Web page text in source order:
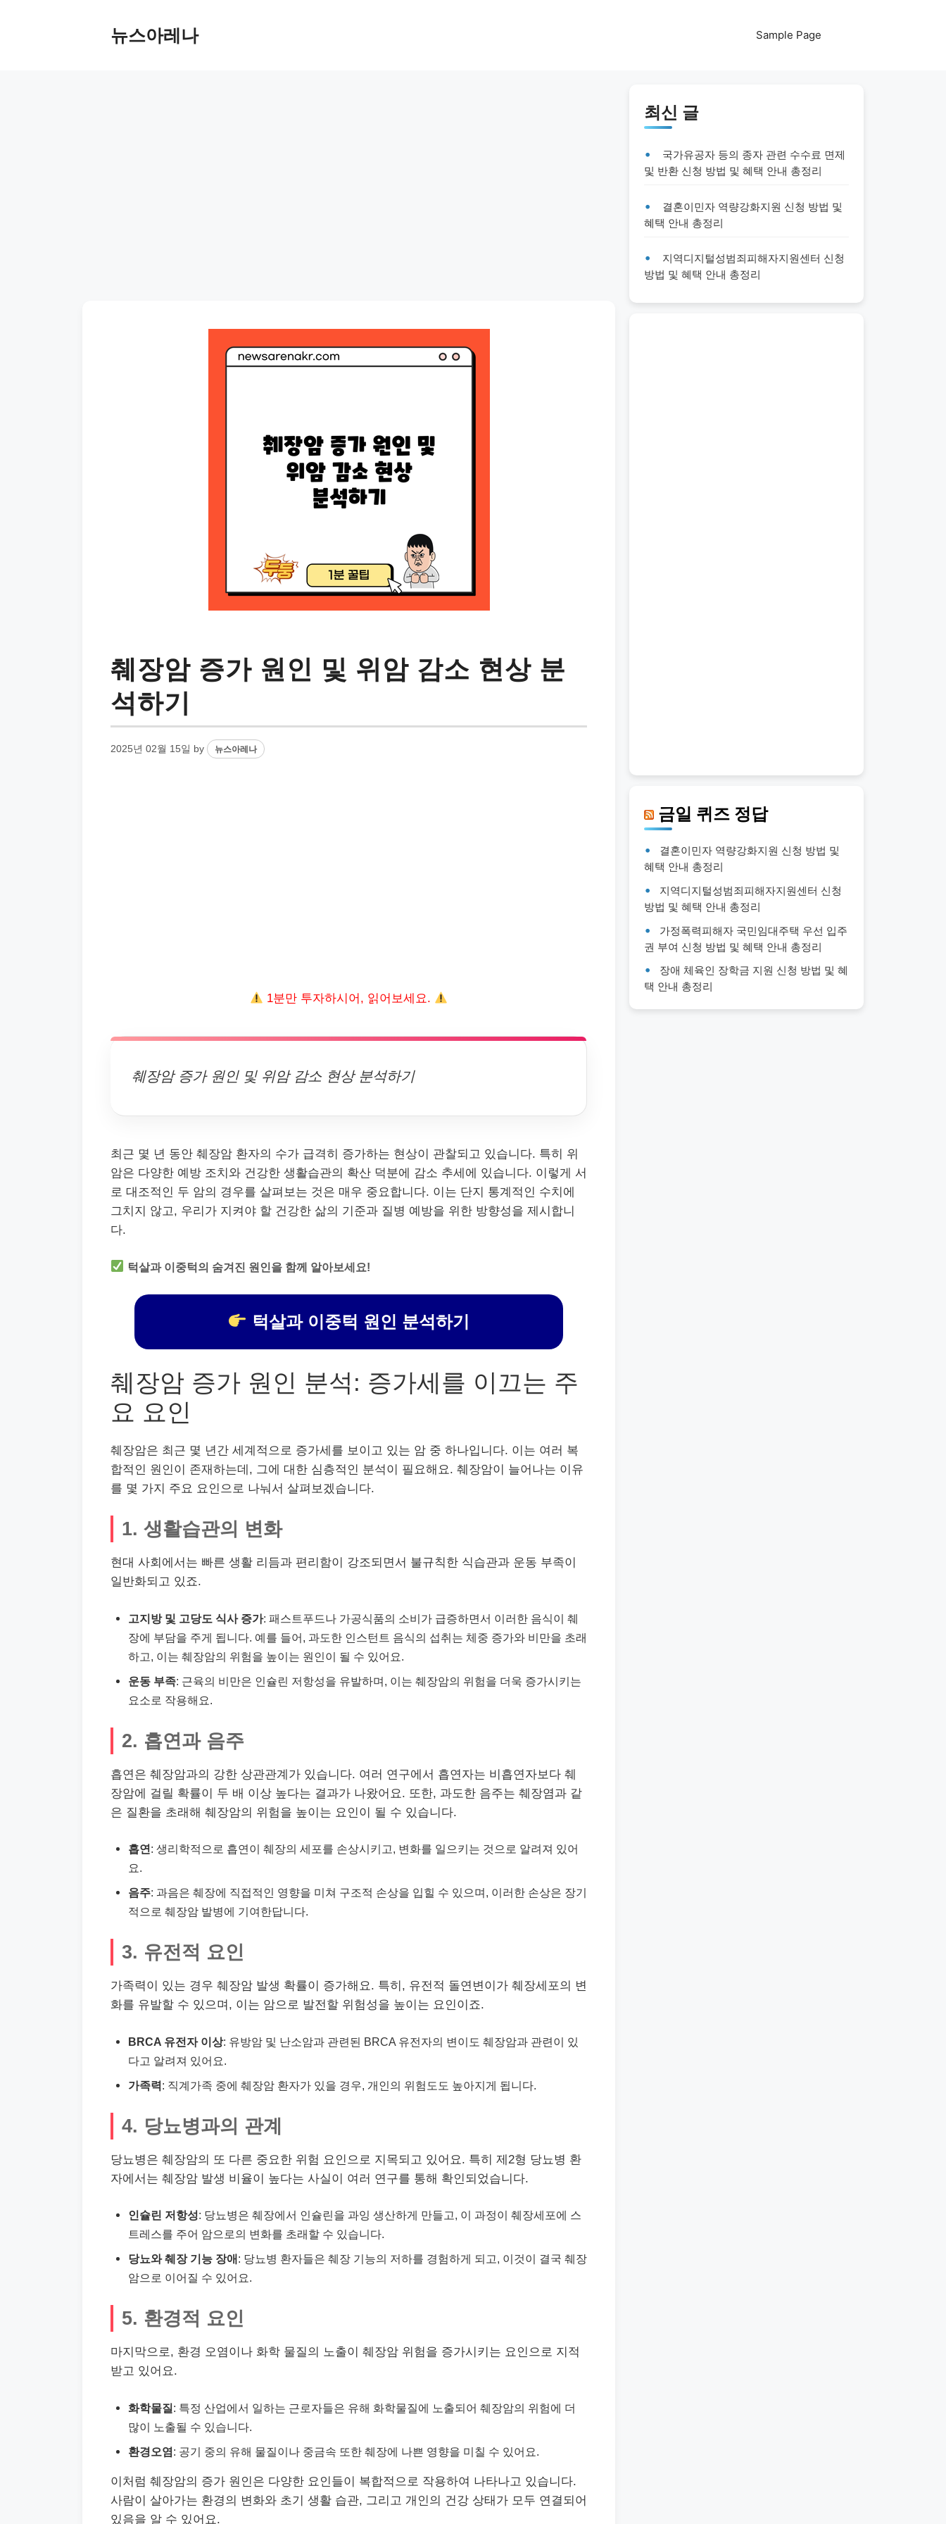
뉴스아레나 Sample Page
췌장암 증가 원인 및 위암 감소 현상 분
석하기
2025년 02월 15일 by 뉴스아레나
1분만 투자하시어, 읽어보세요.
췌장암 증가 원인 및 위암 감소 현상 분석하기
최근 몇 년 동안 췌장암 환자의 수가 급격히 증가하는 현상이 관찰되고 있습니다. 특히 위
암은 다양한 예방 조치와 건강한 생활습관의 확산 덕분에 감소 추세에 있습니다. 이렇게 서
로 대조적인 두 암의 경우를 살펴보는 것은 매우 중요합니다. 이는 단지 통계적인 수치에
그치지 않고, 우리가 지켜야 할 건강한 삶의 기준과 질병 예방을 위한 방향성을 제시합니
다.
턱살과 이중턱의 숨겨진 원인을 함께 알아보세요!
턱살과 이중턱 원인 분석하기
췌장암 증가 원인 분석: 증가세를 이끄는 주
요 요인
췌장암은 최근 몇 년간 세계적으로 증가세를 보이고 있는 암 중 하나입니다. 이는 여러 복
합적인 원인이 존재하는데, 그에 대한 심층적인 분석이 필요해요. 췌장암이 늘어나는 이유
를 몇 가지 주요 요인으로 나눠서 살펴보겠습니다.
1. 생활습관의 변화
현대 사회에서는 빠른 생활 리듬과 편리함이 강조되면서 불규칙한 식습관과 운동 부족이
일반화되고 있죠.
고지방 및 고당도 식사 증가: 패스트푸드나 가공식품의 소비가 급증하면서 이러한 음식이 췌
장에 부담을 주게 됩니다. 예를 들어, 과도한 인스턴트 음식의 섭취는 체중 증가와 비만을 초래
하고, 이는 췌장암의 위험을 높이는 원인이 될 수 있어요.
운동 부족: 근육의 비만은 인슐린 저항성을 유발하며, 이는 췌장암의 위험을 더욱 증가시키는
요소로 작용해요.
2. 흡연과 음주
흡연은 췌장암과의 강한 상관관계가 있습니다. 여러 연구에서 흡연자는 비흡연자보다 췌
장암에 걸릴 확률이 두 배 이상 높다는 결과가 나왔어요. 또한, 과도한 음주는 췌장염과 같
은 질환을 초래해 췌장암의 위험을 높이는 요인이 될 수 있습니다.
흡연: 생리학적으로 흡연이 췌장의 세포를 손상시키고, 변화를 일으키는 것으로 알려져 있어
요.
음주: 과음은 췌장에 직접적인 영향을 미쳐 구조적 손상을 입힐 수 있으며, 이러한 손상은 장기
적으로 췌장암 발병에 기여한답니다.
3. 유전적 요인
가족력이 있는 경우 췌장암 발생 확률이 증가해요. 특히, 유전적 돌연변이가 췌장세포의 변
화를 유발할 수 있으며, 이는 암으로 발전할 위험성을 높이는 요인이죠.
BRCA 유전자 이상: 유방암 및 난소암과 관련된 BRCA 유전자의 변이도 췌장암과 관련이 있
다고 알려져 있어요.
가족력: 직계가족 중에 췌장암 환자가 있을 경우, 개인의 위험도도 높아지게 됩니다.
4. 당뇨병과의 관계
당뇨병은 췌장암의 또 다른 중요한 위험 요인으로 지목되고 있어요. 특히 제2형 당뇨병 환
자에서는 췌장암 발생 비율이 높다는 사실이 여러 연구를 통해 확인되었습니다.
인슐린 저항성: 당뇨병은 췌장에서 인슐린을 과잉 생산하게 만들고, 이 과정이 췌장세포에 스
트레스를 주어 암으로의 변화를 초래할 수 있습니다.
당뇨와 췌장 기능 장애: 당뇨병 환자들은 췌장 기능의 저하를 경험하게 되고, 이것이 결국 췌장
암으로 이어질 수 있어요.
5. 환경적 요인
마지막으로, 환경 오염이나 화학 물질의 노출이 췌장암 위험을 증가시키는 요인으로 지적
받고 있어요.
화학물질: 특정 산업에서 일하는 근로자들은 유해 화학물질에 노출되어 췌장암의 위험에 더
많이 노출될 수 있습니다.
환경오염: 공기 중의 유해 물질이나 중금속 또한 췌장에 나쁜 영향을 미칠 수 있어요.
이처럼 췌장암의 증가 원인은 다양한 요인들이 복합적으로 작용하여 나타나고 있습니다.
사람이 살아가는 환경의 변화와 초기 생활 습관, 그리고 개인의 건강 상태가 모두 연결되어
있음을 알 수 있어요.
최신 글
국가유공자 등의 종자 관련 수수료 면제
및 반환 신청 방법 및 혜택 안내 총정리
결혼이민자 역량강화지원 신청 방법 및
혜택 안내 총정리
지역디지털성범죄피해자지원센터 신청
방법 및 혜택 안내 총정리
금일 퀴즈 정답
결혼이민자 역량강화지원 신청 방법 및
혜택 안내 총정리
지역디지털성범죄피해자지원센터 신청
방법 및 혜택 안내 총정리
가정폭력피해자 국민임대주택 우선 입주
권 부여 신청 방법 및 혜택 안내 총정리
장애 체육인 장학금 지원 신청 방법 및 혜
택 안내 총정리